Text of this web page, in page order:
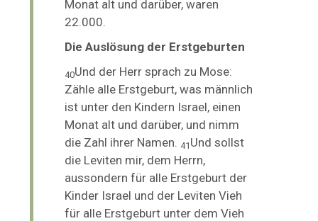
Monat alt und darüber, waren
22.000.
Die Auslösung der Erstgeburten
40Und der Herr sprach zu Mose:
Zähle alle Erstgeburt, was männlich
ist unter den Kindern Israel, einen
Monat alt und darüber, und nimm
die Zahl ihrer Namen. 41 Und sollst
die Leviten mir, dem Herrn,
aussondern für alle Erstgeburt der
Kinder Israel und der Leviten Vieh
für alle Erstgeburt unter dem Vieh